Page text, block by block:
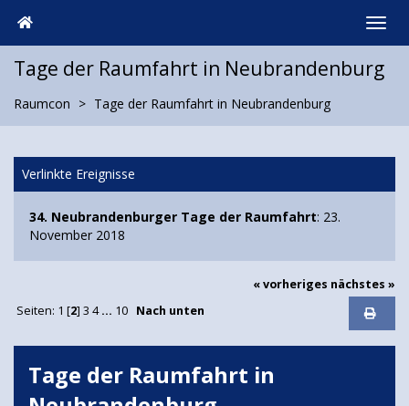
Tage der Raumfahrt in Neubrandenburg
Raumcon Tage der Raumfahrt in Neubrandenburg
Verlinkte Ereignisse
34. Neubrandenburger Tage der Raumfahrt: 23.
November 2018
« vorheriges nächstes »
Seiten: 1 [2] 3 4 ... 10 Nach unten
Tage der Raumfahrt in